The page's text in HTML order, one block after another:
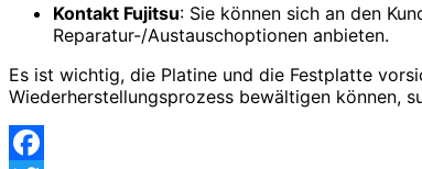
Kontakt Fujitsu: Sie können sich an den
Reparatur-/Austauschoptionen anbieten.
Es ist wichtig, die Platine und die Festplatte
Wiederherstellungsprozess bewältigen können,